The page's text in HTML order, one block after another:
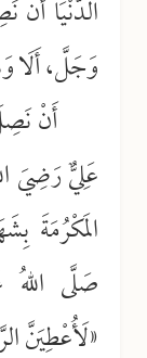
الدُّنْيَا
وَجَلَّ، أَلَا
أَنْ
عَلِيٌّ رَضِيَ
المَكْرُمَةَ
صَلَّى
«لَأُعْطِيَنَّ